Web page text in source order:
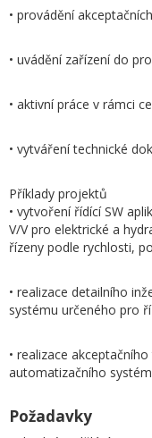
• provádění
• uvádění zařízení do
• aktivní práce v rámci
• vytváření technické
Příklady projektů
• vytvoření řídící SW
V/V pro elektrické a
řízeny podle rychlosti,
• realizace detailního
systému určeného pro
• realizace
automatizačního
Požadavky